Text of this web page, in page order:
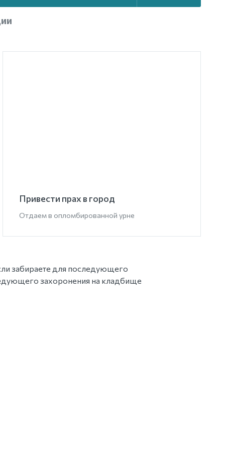
Привести прах в город
Отдаем в опломбированной урне
забираете для последующего
захоронения на кладбище